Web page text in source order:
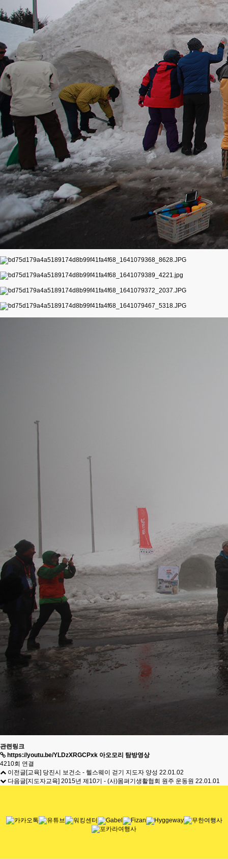
관련링크
https://youtu.be/YLDzXRGCPxk 아오모리 탐방영상
4210회 연결
이전글[교육] 당진시 보건소 - 헬스웨이 걷기 지도자 양성 22.01.02
다음글[지도자교육] 2015년 제10기 - (사)몸펴기생활협회 원주 운동원 22.01.01